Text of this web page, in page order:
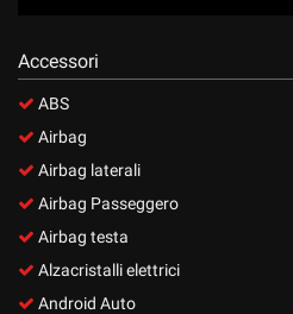
Accessori
ABS
Airbag
Airbag laterali
Airbag Passeggero
Airbag testa
Alzacristalli elettrici
Android Auto